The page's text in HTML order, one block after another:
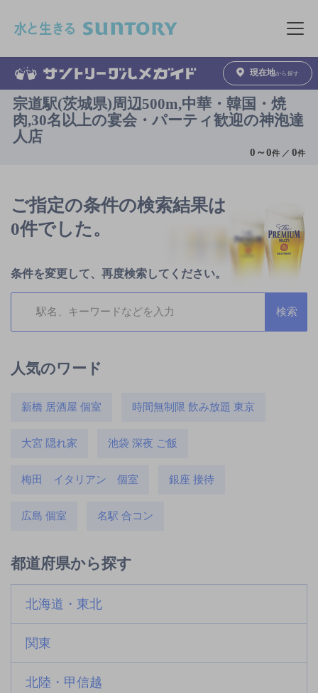
メニュ
現在地から探す
宗道駅(茨城県)周辺500m,中華・韓国・焼
肉,30名以上の宴会・パーティ歓迎の神泡達
人店
0 ～0件 ／0件
ご指定の条件の検索結果は
0件でした。
条件を変更して、再度検索してください。
人気のワード
新橋 居酒屋 個室 時間無制限 飲み放題 東京
大宮 隠れ家 池袋 深夜 ご飯
梅田 イタリアン 個室 銀座 接待
広島 個室 名駅 合コン
都道府県から探す
北海道・東北
関東
北陸・甲信越